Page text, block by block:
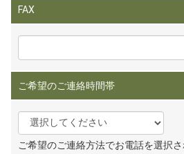
FAX
ご希望のご連絡時間帯
ご希望のご連絡方法でお電話を選択